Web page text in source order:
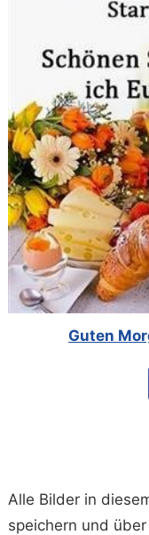
Guten
Alle Bilder in
speichern und